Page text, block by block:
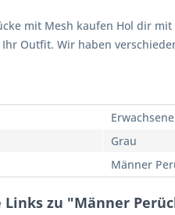
mit Mesh kaufen Hol dir
Outfit. Wir haben
Grau
Männer
zu "Männer